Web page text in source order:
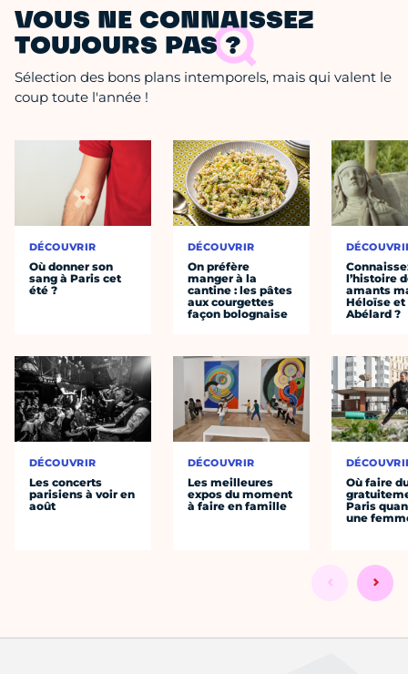
VOUS NE CONNAISSEZ
TOUJOURS PAS ?
Sélection des bons plans intemporels, mais qui valent le
coup toute l'année !
DÉCOUVRIR
Où donner son
sang à Paris cet
été ?
DÉCOUVRIR
Les concerts
parisiens à voir en
août
DÉCOUVRIR
On préfère
manger à la
cantine : les pâtes
aux courgettes
façon bolognaise
DÉCOUVRIR
Les meilleures
expos du moment
à faire en famille
l’histoire
amants
Héloïse et
Abélard ?
Où faire
Paris
une